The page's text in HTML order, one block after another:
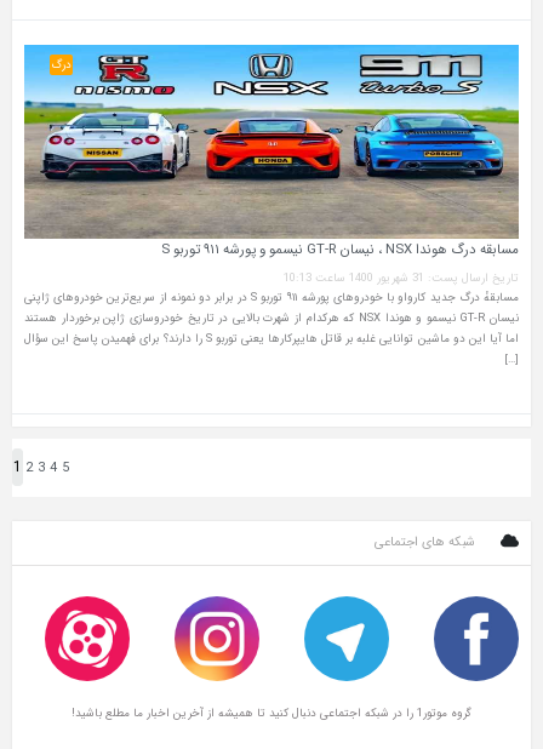
درگ
مسابقه درگ هوندا NSX ، نیسان GT-R نیسمو و پورشه ۹۱۱ توربو S
تاریخ ارسال پست: 31 شهریور 1400 ساعت 10:13
مسابقهٔ درگ جدید کارواو با خودروهای پورشه ۹۱۱ توربو S در برابر دو نمونه از سریع‌ترین خودروهای ژاپنی
نیسان GT-R نیسمو و هوندا NSX که هرکدام از شهرت بالایی در تاریخ خودروسازی ژاپن برخوردار هستند
اما آیا این دو ماشین توانایی غلبه بر قاتل هایپرکارها یعنی توربو S را دارند؟ برای فهمیدن پاسخ این سؤال
[…]
1 2 3 4 5
شبکه های اجتماعی
گروه موتور1 را در شبکه اجتماعی دنبال کنید تا همیشه از آخرین اخبار ما مطلع باشید!